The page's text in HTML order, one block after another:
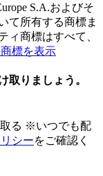
S.A.およびそ
て所有する商標ま
ィ商標はすべて、
標を表示
取りましょう。
る ※いつでも配
シーをご確認く